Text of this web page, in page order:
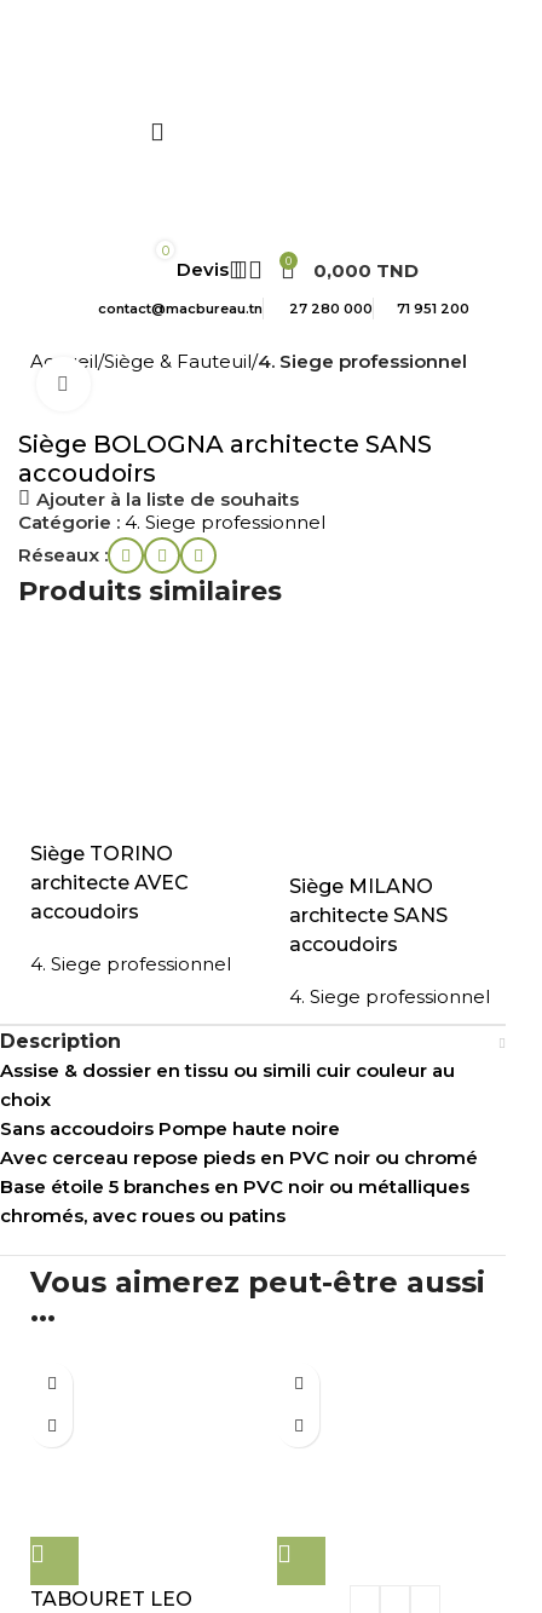
0
0 0,000 TND
contact@macbureau.tn 27 280 000 71 951 200
Accueil Siège & Fauteuil 4. Siege professionnel
Siège BOLOGNA architecte SANS
accoudoirs
Ajouter à la liste de souhaits
Catégorie : 4. Siege professionnel
Réseaux :
Produits similaires
Siège TORINO
architecte AVEC
accoudoirs
4. Siege professionnel
Siège MILANO
architecte SANS
accoudoirs
4. Siege professionnel
Description
Assise & dossier en tissu ou simili cuir couleur au
choix
Sans accoudoirs Pompe haute noire
Avec cerceau repose pieds en PVC noir ou chromé
Base étoile 5 branches en PVC noir ou métalliques
chromés, avec roues ou patins
Vous aimerez peut-être aussi
...
TABOURET LEO